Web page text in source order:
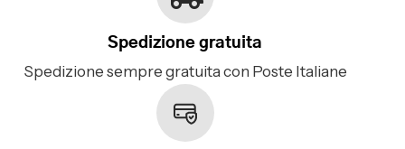
Spedizione gratuita
Spedizione sempre gratuita con Poste Italiane